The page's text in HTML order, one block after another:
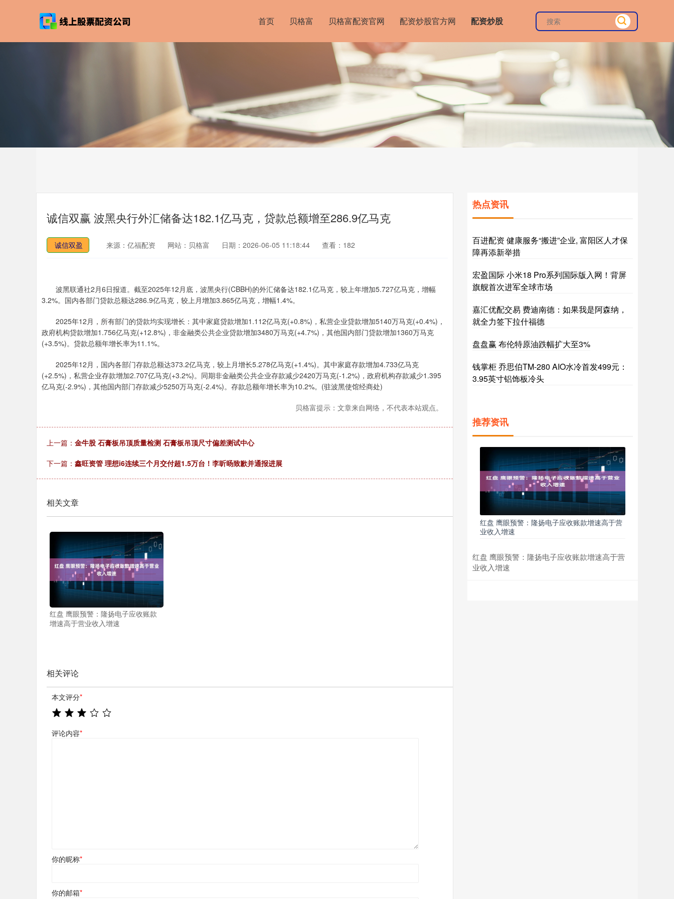
首页 贝格富 贝格富配资官网 配资炒股官方网 配资炒股
诚信双赢 波黑央行外汇储备达182.1亿马克，贷款总额增至286.9亿马克
诚信双盈 来源：亿福配资 网站：贝格富 日期：2026-06-05 11:18:44 查看：182
波黑联通社2月6日报道。截至2025年12月底，波黑央行(CBBH)的外汇储备达182.1亿马克，较上年增加5.727亿马克，增幅
3.2%。国内各部门贷款总额达286.9亿马克，较上月增加3.865亿马克，增幅1.4%。
2025年12月，所有部门的贷款均实现增长：其中家庭贷款增加1.112亿马克(+0.8%)，私营企业贷款增加5140万马克(+0.4%)，
政府机构贷款增加1.756亿马克(+12.8%)，非金融类公共企业贷款增加3480万马克(+4.7%)，其他国内部门贷款增加1360万马克
(+3.5%)。贷款总额年增长率为11.1%。
2025年12月，国内各部门存款总额达373.2亿马克，较上月增长5.278亿马克(+1.4%)。其中家庭存款增加4.733亿马克
(+2.5%)，私营企业存款增加2.707亿马克(+3.2%)。同期非金融类公共企业存款减少2420万马克(-1.2%)，政府机构存款减少1.395
亿马克(-2.9%)，其他国内部门存款减少5250万马克(-2.4%)。存款总额年增长率为10.2%。(驻波黑使馆经商处)
贝格富提示：文章来自网络，不代表本站观点。
上一篇： 金牛股 石膏板吊顶质量检测 石膏板吊顶尺寸偏差测试中心
下一篇： 鑫旺资管 理想i6连续三个月交付超1.5万台！李昕旸致歉并通报进展
相关文章
红盘 鹰眼预警：隆扬电子应收账款
增速高于营业收入增速
相关评论
本文评分*
评论内容*
你的昵称*
你的邮箱*
热点资讯
百进配资 健康服务“搬进”企业, 富阳区人才保
障再添新举措
宏盈国际 小米18 Pro系列国际版入网！背屏
旗舰首次进军全球市场
嘉汇优配交易 费迪南德：如果我是阿森纳，
就全力签下拉什福德
盘盘赢 布伦特原油跌幅扩大至3%
钱掌柜 乔思伯TM-280 AIO水冷首发499元：
3.95英寸铝饰板冷头
推荐资讯
红盘 鹰眼预警：隆扬电子应收账款增速高于营
业收入增速
红盘 鹰眼预警：隆扬电子应收账款增速高于营
业收入增速